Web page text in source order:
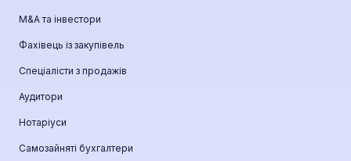
М&A та інвестори
Фахівець із закупівель
Спеціалісти з продажів
Аудитори
Нотаріуси
Самозайняті бухгалтери